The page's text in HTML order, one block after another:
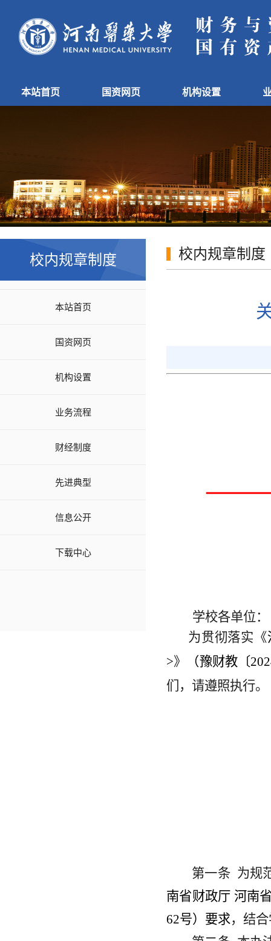
本站首页 国资网页 机构设置
校内规章制度
本站首页
国资网页
机构设置
业务流程
财经制度
先进典型
信息公开
下载中心
校内规章制度
学校各单位：
为贯彻落实 《
>》 （豫财教〔
们，请遵照执行。
第一条 为规
南省财政厅 河南
62号）要求，结